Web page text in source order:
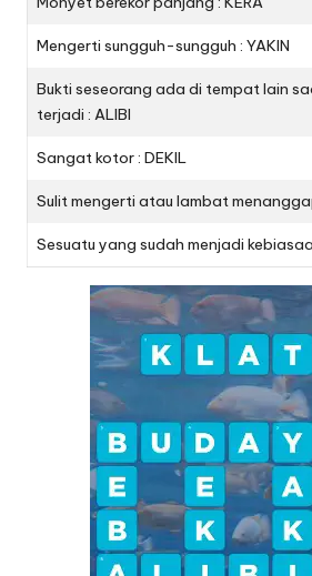
Mengerti sungguh-sungguh : YAKIN
Bukti seseorang ada di tempat lain
terjadi : ALIBI
Sangat kotor : DEKIL
Sulit mengerti atau lambat
Sesuatu yang sudah menjadi